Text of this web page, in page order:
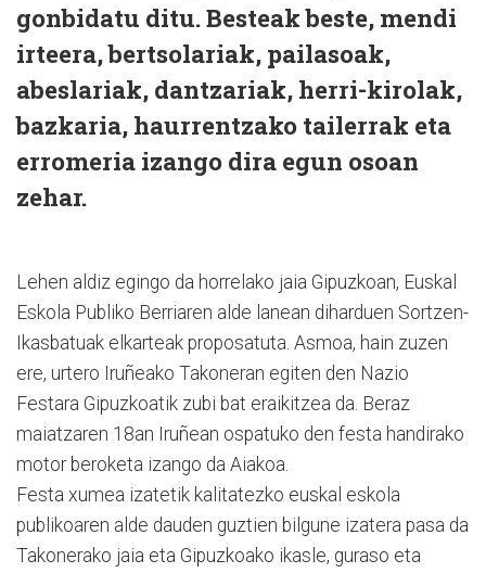
gonbidatu ditu. Besteak beste, mendi
irteera, bertsolariak, pailasoak,
abeslariak, dantzariak, herri-kirolak,
bazkaria, haurrentzako tailerrak eta
erromeria izango dira egun osoan
zehar.
Lehen aldiz egingo da horrelako jaia Gipuzkoan, Euskal
Eskola Publiko Berriaren alde lanean diharduen Sortzen-
Ikasbatuak elkarteak proposatuta. Asmoa, hain zuzen
ere, urtero Iruñeako Takoneran egiten den Nazio
Festara Gipuzkoatik zubi bat eraikitzea da. Beraz
maiatzaren 18an Iruñean ospatuko den festa handirako
motor beroketa izango da Aiakoa.
Festa xumea izatetik kalitatezko euskal eskola
publikoaren alde dauden guztien bilgune izatera pasa da
Takonerako jaia eta Gipuzkoako ikasle, guraso eta